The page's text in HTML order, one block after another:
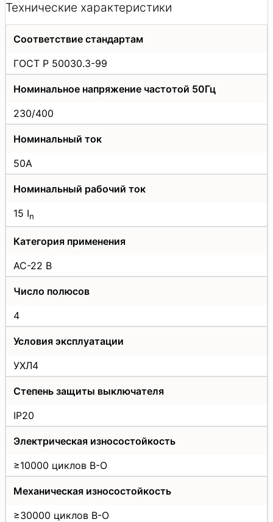
Технические характеристики
Соответствие стандартам
ГОСТ Р 50030.3-99
Номинальное напряжение частотой 50Гц
230/400
Номинальный ток
50A
Номинальный рабочий ток
15 In
Категория применения
AC-22 B
Число полюсов
4
Условия эксплуатации
УХЛ4
Степень защиты выключателя
IP20
Электрическая износостойкость
≥10000 циклов В-О
Механическая износостойкость
≥30000 циклов В-О